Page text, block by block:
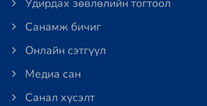
Удирдах зөвлөлийн тогтоол
Санамж бичиг
Онлайн сэтгүүл
Медиа сан
Санал хүсэлт